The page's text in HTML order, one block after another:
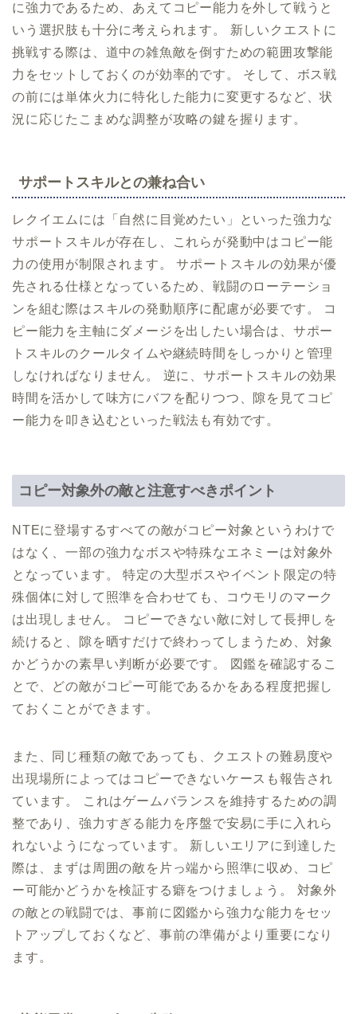
に強力であるため、あえてコピー能力を外して戦うと
いう選択肢も十分に考えられます。 新しいクエストに
挑戦する際は、道中の雑魚敵を倒すための範囲攻撃能
力をセットしておくのが効率的です。 そして、ボス戦
の前には単体火力に特化した能力に変更するなど、状
況に応じたこまめな調整が攻略の鍵を握ります。
サポートスキルとの兼ね合い
レクイエムには「自然に目覚めたい」といった強力な
サポートスキルが存在し、これらが発動中はコピー能
力の使用が制限されます。 サポートスキルの効果が優
先される仕様となっているため、戦闘のローテーショ
ンを組む際はスキルの発動順序に配慮が必要です。 コ
ピー能力を主軸にダメージを出したい場合は、サポー
トスキルのクールタイムや継続時間をしっかりと管理
しなければなりません。 逆に、サポートスキルの効果
時間を活かして味方にバフを配りつつ、隙を見てコピ
ー能力を叩き込むといった戦法も有効です。
コピー対象外の敵と注意すべきポイント
NTEに登場するすべての敵がコピー対象というわけで
はなく、一部の強力なボスや特殊なエネミーは対象外
となっています。 特定の大型ボスやイベント限定の特
殊個体に対して照準を合わせても、コウモリのマーク
は出現しません。 コピーできない敵に対して長押しを
続けると、隙を晒すだけで終わってしまうため、対象
かどうかの素早い判断が必要です。 図鑑を確認するこ
とで、どの敵がコピー可能であるかをある程度把握し
ておくことができます。
また、同じ種類の敵であっても、クエストの難易度や
出現場所によってはコピーできないケースも報告され
ています。 これはゲームバランスを維持するための調
整であり、強力すぎる能力を序盤で安易に手に入れら
れないようになっています。 新しいエリアに到達した
際は、まずは周囲の敵を片っ端から照準に収め、コピ
ー可能かどうかを検証する癖をつけましょう。 対象外
の敵との戦闘では、事前に図鑑から強力な能力をセッ
トアップしておくなど、事前の準備がより重要になり
ます。